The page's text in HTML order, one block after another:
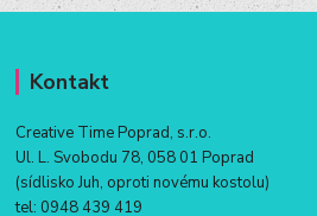
Kontakt
Creative Time Poprad, s.r.o.
Ul. L. Svobodu 78, 058 01 Poprad
(sídlisko Juh, oproti novému kostolu)
tel: 0948 439 419